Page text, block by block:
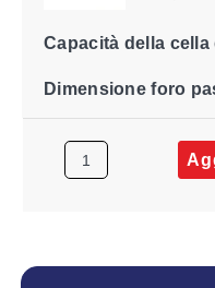
Capacità della cella
Dimensione foro